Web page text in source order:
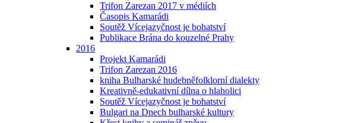
Trifon Zarezan 2017 v médiích
Časopis Kamarádi
Soutěž Vícejazyčnost je bohatství
Publikace Brána do kouzelné Prahy
2016
Projekt Kamarádi
Trifon Zarezan 2016
kniha Bulharské hudebněfolklorní dialekty
Kreativně-edukativní dílna o hlaholici
Soutěž Vícejazyčnost je bohatství
Bulgari na Dnech bulharské kultury